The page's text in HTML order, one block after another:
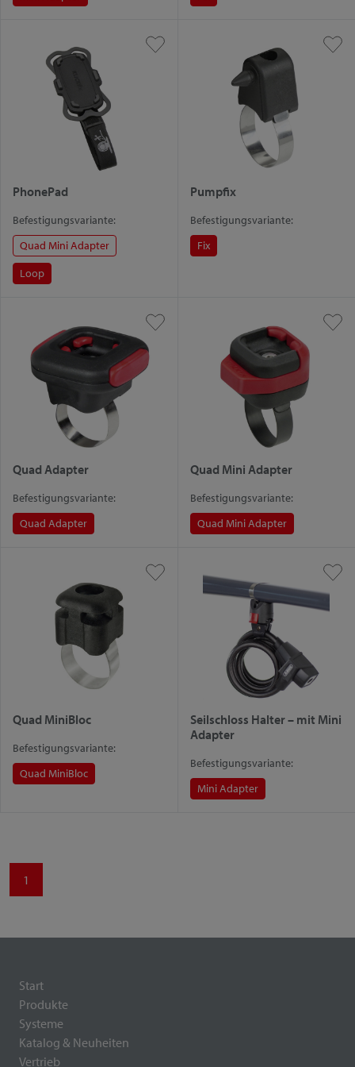
PhonePad
Befestigungsvariante:
Quad Mini Adapter
Loop
Pumpfix
Befestigungsvariante:
Fix
Quad Adapter
Befestigungsvariante:
Quad Adapter
Quad Mini Adapter
Befestigungsvariante:
Quad Mini Adapter
Quad MiniBloc
Befestigungsvariante:
Quad MiniBloc
Seilschloss Halter – mit Mini
Adapter
Befestigungsvariante:
Mini Adapter
1
Start
Produkte
Systeme
Katalog & Neuheiten
Vertrieb